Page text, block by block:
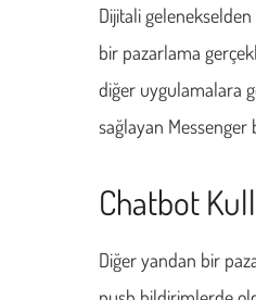
Dijitali
bir pazarlama
diğer uygulamalara
sağlayan Messenger
Chatbot
Diğer yandan bir